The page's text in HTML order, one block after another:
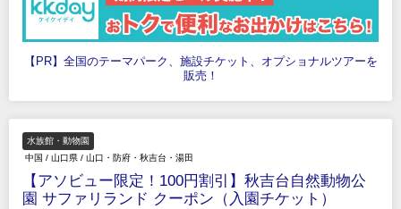
【PR】全国のテーマパーク、施設チケット、オプショナルツアーを
販売！
水族館・動物園
中国 / 山口県 / 山口・防府・秋吉台・湯田
【アソビュー限定！100円割引】秋吉台自然動物公
園 サファリランド クーポン（入園チケット）